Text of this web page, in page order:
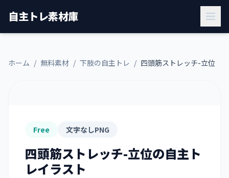
自主トレ素材庫
ホーム / 無料素材 / 下肢の自主トレ / 四頭筋ストレッチ-立位
Free 文字なしPNG
四頭筋ストレッチ-立位の自主ト
レイラスト